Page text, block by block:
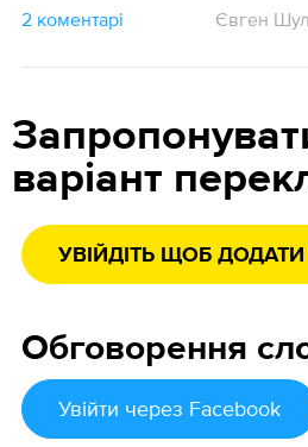
2 коментарі Євген
варіант
УВІЙДІТЬ ЩОБ
Обговорення
Увійти через Facebook